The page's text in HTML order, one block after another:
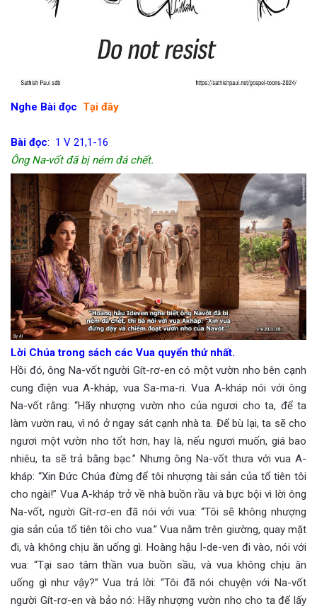
Nghe Bài đọc Tại đây
Bài đọc: 1 V 21,1-16
Ông Na-vốt đã bị ném đá chết.
Lời Chúa trong sách các Vua quyển thứ nhất.
Hồi đó, ông Na-vốt người Gít-rơ-en có một vườn nho bên cạnh
cung điện vua A-kháp, vua Sa-ma-ri. Vua A-kháp nói với ông
Na-vốt rằng: “Hãy nhượng vườn nho của ngươi cho ta, để ta
làm vườn rau, vì nó ở ngay sát cạnh nhà ta. Để bù lại, ta sẽ cho
ngươi một vườn nho tốt hơn, hay là, nếu ngươi muốn, giá bao
nhiêu, ta sẽ trả bằng bạc.” Nhưng ông Na-vốt thưa với vua A-
kháp: “Xin Đức Chúa đừng để tôi nhượng tài sản của tổ tiên tôi
cho ngài!” Vua A-kháp trở về nhà buồn rầu và bực bội vì lời ông
Na-vốt, người Gít-rơ-en đã nói với vua: “Tôi sẽ không nhượng
gia sản của tổ tiên tôi cho vua.” Vua nằm trên giường, quay mặt
đi, và không chịu ăn uống gì. Hoàng hậu I-de-ven đi vào, nói với
vua: “Tại sao tâm thần vua buồn sầu, và vua không chịu ăn
uống gì như vậy?” Vua trả lời: “Tôi đã nói chuyện với Na-vốt
người Gít-rơ-en và bảo nó: Hãy nhượng vườn nho cho ta để lấy